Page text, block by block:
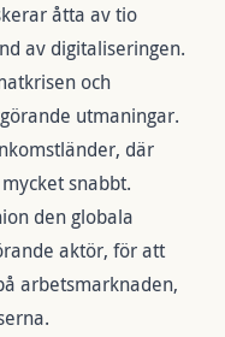
åtta av tio
av digitaliseringen.
och
utmaningar.
där
snabbt.
den globala
aktör, för att
arbetsmarknaden,